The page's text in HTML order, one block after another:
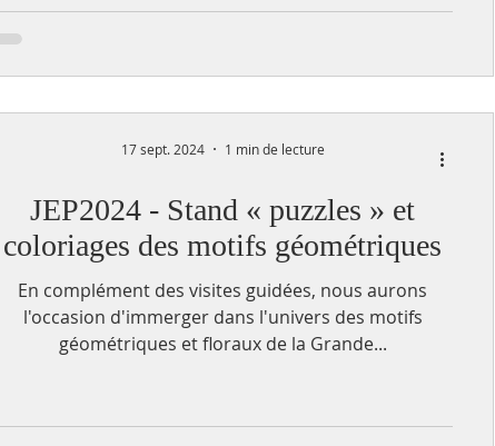
JEP2024 - Stand « puzzles » et
coloriages des motifs géométriques
En complément des visites guidées, nous aurons
l'occasion d'immerger dans l'univers des motifs
géométriques et floraux de la Grande...
17 sept. 2024 1 min de lecture